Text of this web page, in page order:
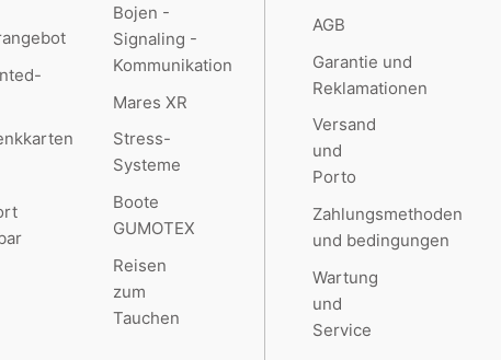
Bojen -
Signaling -
Kommunikation
Mares XR
Stress-
Systeme
Boote
GUMOTEX
Reisen
zum
Tauchen
AGB
Garantie und
Reklamationen
Versand
und
Porto
Zahlungsmethoden
und bedingungen
Wartung
und
Service